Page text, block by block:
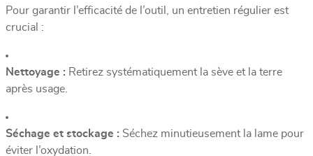
Pour garantir l’efficacité de l’outil, un entretien régulier est
crucial :
Nettoyage : Retirez systématiquement la sève et la terre
après usage.
Séchage et stockage : Séchez minutieusement la lame pour
éviter l’oxydation.